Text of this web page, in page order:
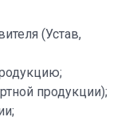
(Устав,
продукции);